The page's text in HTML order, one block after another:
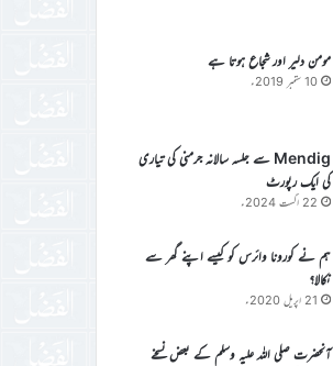
مومن دلیر اور شجاع ہوتا ہے
10 ستمبر 2019ء
Mendig سے جلسہ سالانہ جرمنی کی تیاری
کی ایک رپورٹ
22 اگست 2024ء
ہم نے کورونا وائرس کو کیسے اپنے گھر سے
نکالا؟
21 اپریل 2020ء
آنحضرت صلی اللہ علیہ وسلم کے بعض نسخے